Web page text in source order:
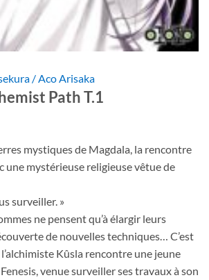
/ Aco Arisaka
Path T.1
mystiques de Magdala, la rencontre
une mystérieuse religieuse vêtue de
surveiller. »
ne pensent qu’à élargir leurs
de nouvelles techniques… C’est
Kûsla rencontre une jeune
venue surveiller ses travaux à son